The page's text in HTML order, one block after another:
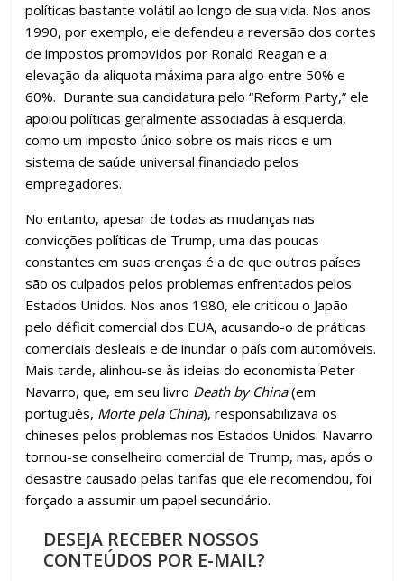
políticas bastante volátil ao longo de sua vida. Nos anos
1990, por exemplo, ele defendeu a reversão dos cortes
de impostos promovidos por Ronald Reagan e a
elevação da alíquota máxima para algo entre 50% e
60%. Durante sua candidatura pelo “Reform Party,” ele
apoiou políticas geralmente associadas à esquerda,
como um imposto único sobre os mais ricos e um
sistema de saúde universal financiado pelos
empregadores.
No entanto, apesar de todas as mudanças nas
convicções políticas de Trump, uma das poucas
constantes em suas crenças é a de que outros países
são os culpados pelos problemas enfrentados pelos
Estados Unidos. Nos anos 1980, ele criticou o Japão
pelo déficit comercial dos EUA, acusando-o de práticas
comerciais desleais e de inundar o país com automóveis.
Mais tarde, alinhou-se às ideias do economista Peter
Navarro, que, em seu livro Death by China(em
português, Morte pela China), responsabilizava os
chineses pelos problemas nos Estados Unidos. Navarro
tornou-se conselheiro comercial de Trump, mas, após o
desastre causado pelas tarifas que ele recomendou, foi
forçado a assumir um papel secundário.
DESEJA RECEBER NOSSOS
CONTEÚDOS POR E-MAIL?